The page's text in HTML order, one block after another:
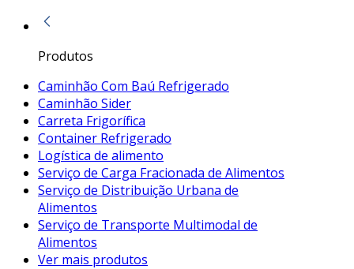
Produtos
Caminhão Com Baú Refrigerado
Caminhão Sider
Carreta Frigorífica
Container Refrigerado
Logística de alimento
Serviço de Carga Fracionada de Alimentos
Serviço de Distribuição Urbana de
Alimentos
Serviço de Transporte Multimodal de
Alimentos
Ver mais produtos